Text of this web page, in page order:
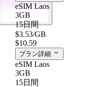
eSIM Laos
3GB
15日間
$3.53/GB
$10.59
プラン詳細
eSIM Laos
3GB
15日間